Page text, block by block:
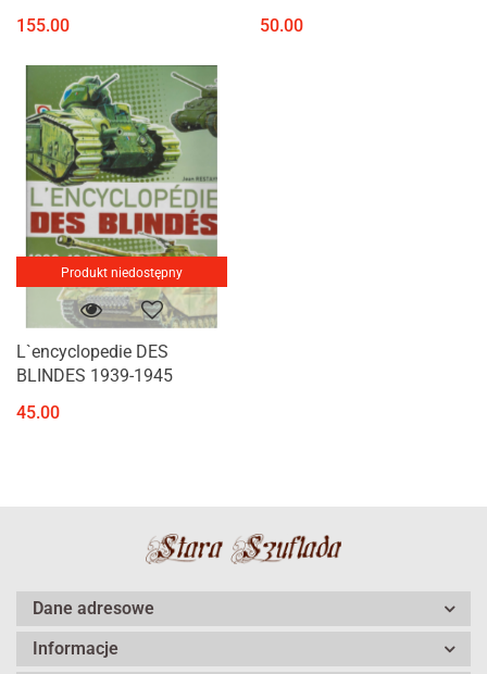
EMPIRE, 1804-1815
155.00 50.00
Produkt niedostępny
L`encyclopedie DES
BLINDES 1939-1945
45.00
Dane adresowe
Informacje